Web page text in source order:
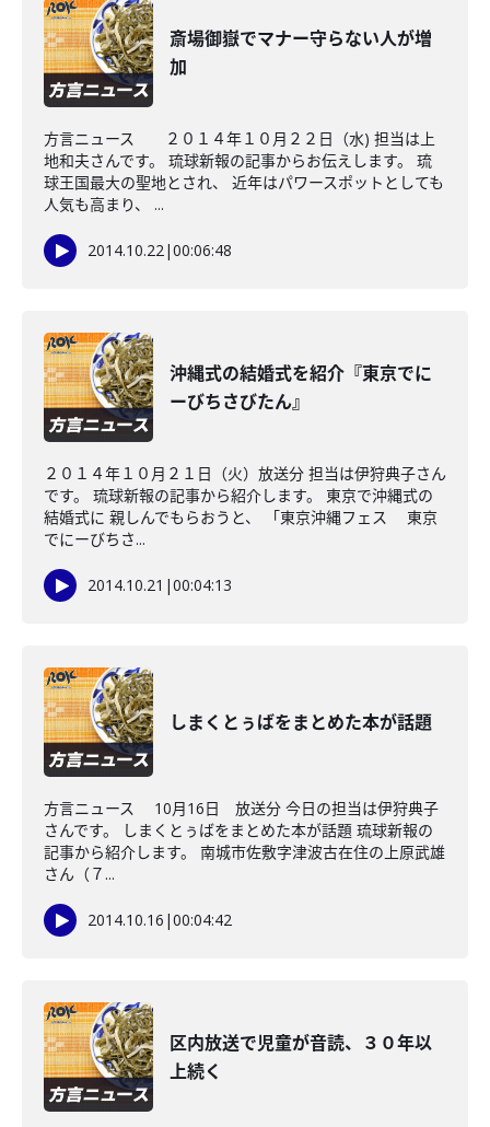
斎場御嶽でマナー守らない人が増
加
方言ニュース ２０１４年１０月２２日（水) 担当は上
地和夫さんです。 琉球新報の記事からお伝えします。 琉
球王国最大の聖地とされ、 近年はパワースポットとしても
人気も高まり、 ...
2014.10.22|00:06:48
沖縄式の結婚式を紹介『東京でに
ーびちさびたん』
２０１４年１０月２１日（火）放送分 担当は伊狩典子さん
です。 琉球新報の記事から紹介します。 東京で沖縄式の
結婚式に 親しんでもらおうと、 「東京沖縄フェス 東京
でにーびちさ...
2014.10.21 |00:04:13
しまくとぅばをまとめた本が話題
方言ニュース 10月16日 放送分 今日の担当は伊狩典子
さんです。 しまくとぅばをまとめた本が話題 琉球新報の
記事から紹介します。 南城市佐敷字津波古在住の上原武雄
さん（７...
2014.10.16 |00:04:42
区内放送で児童が音読、３０年以
上続く